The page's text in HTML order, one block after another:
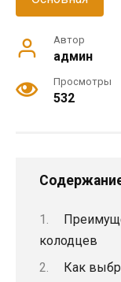
Автор
админ
Просмотры
532
колодцев
Как